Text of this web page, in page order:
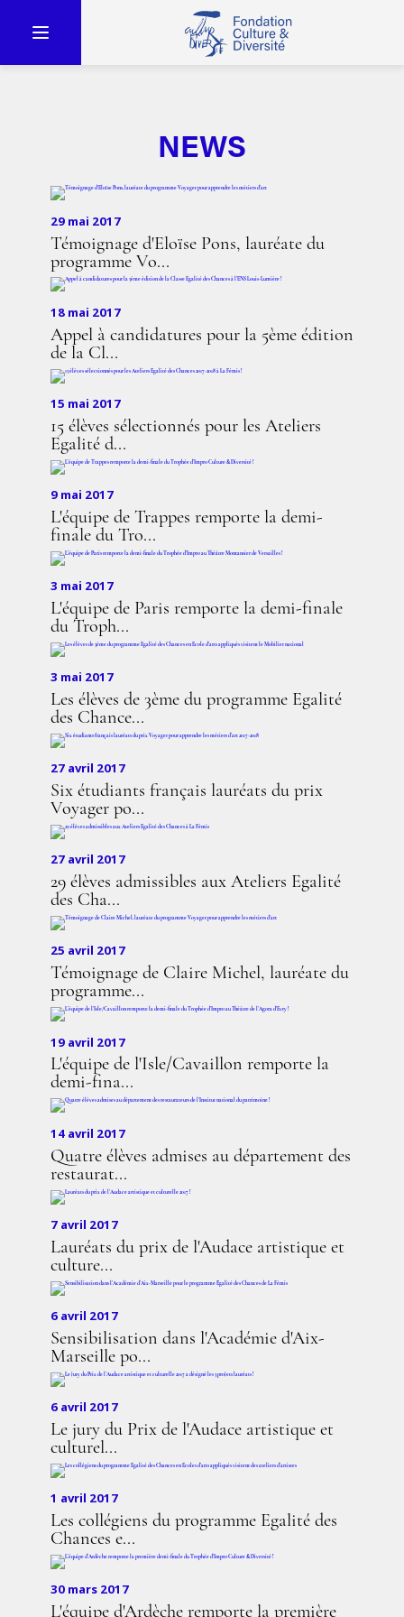
NEWS
29 mai 2017
Témoignage d'Eloïse Pons, lauréate du
programme Vo...
18 mai 2017
Appel à candidatures pour la 5ème édition
de la Cl...
15 mai 2017
15 élèves sélectionnés pour les Ateliers
Egalité d...
9 mai 2017
L'équipe de Trappes remporte la demi-
finale du Tro...
3 mai 2017
L'équipe de Paris remporte la demi-finale
du Troph...
3 mai 2017
Les élèves de 3ème du programme Egalité
des Chance...
27 avril 2017
Six étudiants français lauréats du prix
Voyager po...
27 avril 2017
29 élèves admissibles aux Ateliers Egalité
des Cha...
25 avril 2017
Témoignage de Claire Michel, lauréate du
programme...
19 avril 2017
L'équipe de l'Isle/Cavaillon remporte la
demi-fina...
14 avril 2017
Quatre élèves admises au département des
restaurat...
7 avril 2017
Lauréats du prix de l'Audace artistique et
culture...
6 avril 2017
Sensibilisation dans l'Académie d'Aix-
Marseille po...
6 avril 2017
Le jury du Prix de l'Audace artistique et
culturel...
1 avril 2017
Les collégiens du programme Egalité des
Chances e...
30 mars 2017
L'équipe d'Ardèche remporte la première